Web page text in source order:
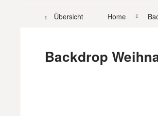
Übersicht Home
Backdrop